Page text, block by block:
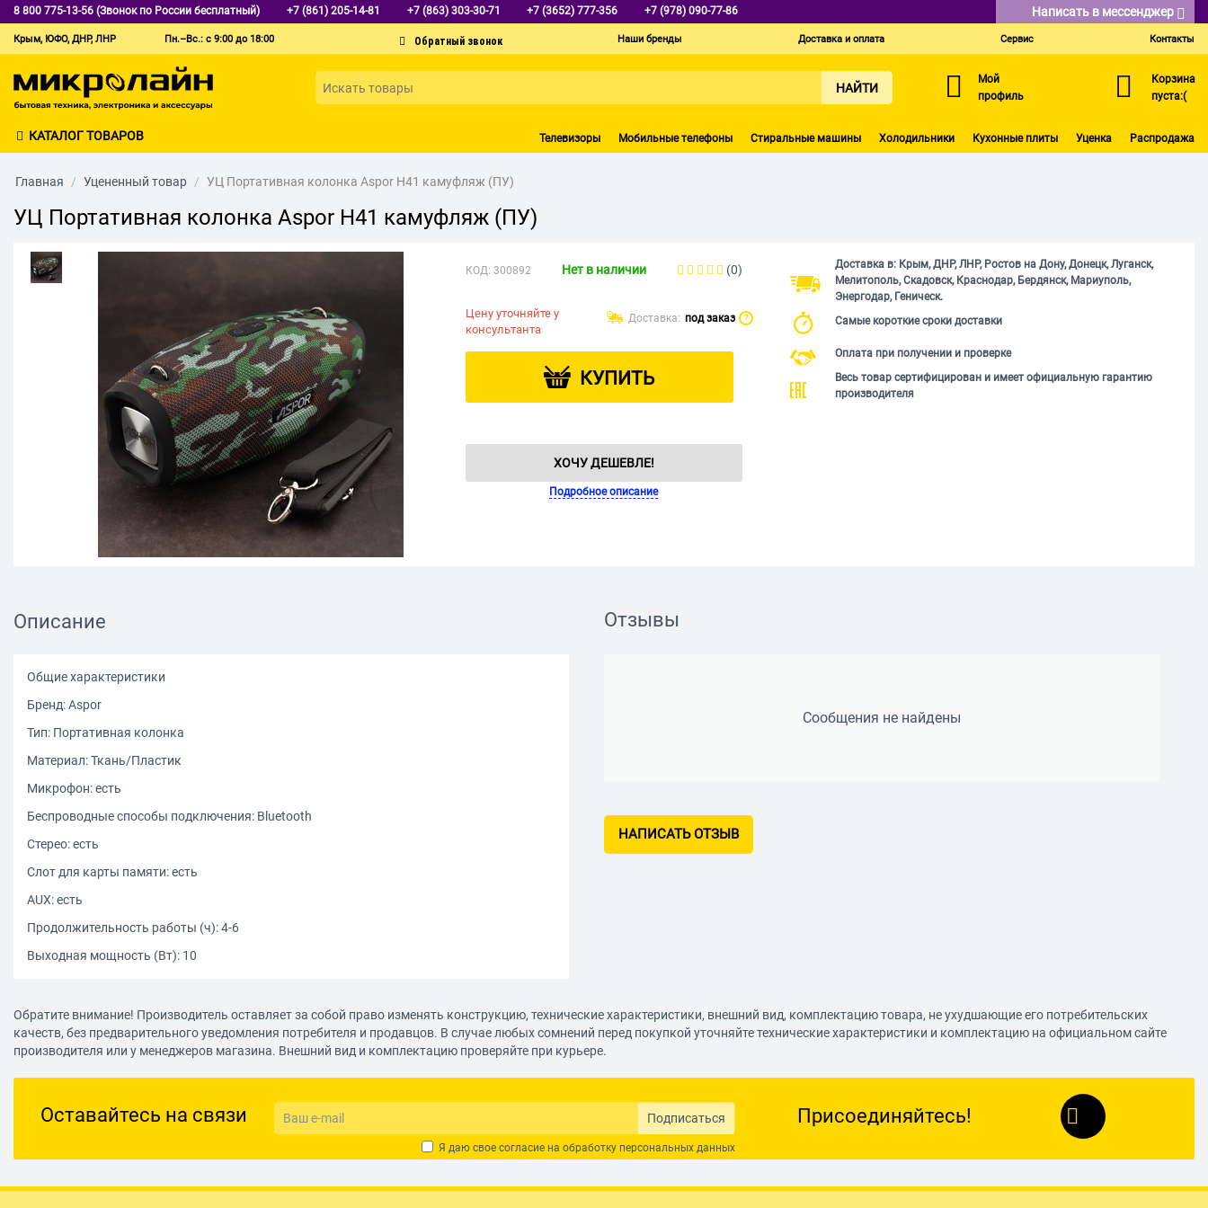
8 800 775-13-56 (Звонок по России бесплатный) +7 (861) 205-14-81 +7 (863) 303-30-71 +7 (3652) 777-356 +7 (978) 090-77-86 Написать в мессенджер
Крым, ЮФО, ДНР, ЛНР Пн.–Вс.: с 9:00 до 18:00 Наши бренды Доставка и оплата Сервис Контакты
НАЙТИ
Мой
профиль
Корзина
пуста:(
КАТАЛОГ ТОВАРОВ Телевизоры Мобильные телефоны Стиральные машины Холодильники Кухонные плиты Уценка Распродажа
Главная / Уцененный товар / УЦ Портативная колонка Aspor H41 камуфляж (ПУ)
УЦ Портативная колонка Aspor H41 камуфляж (ПУ)
КОД: 300892 Нет в наличии (0)
Цену уточняйте у
консультанта
Доставка: под заказ ?
КУПИТЬ
ХОЧУ ДЕШЕВЛЕ!
Подробное описание
Доставка в: Крым, ДНР, ЛНР, Ростов на Дону, Донецк, Луганск,
Мелитополь, Скадовск, Краснодар, Бердянск, Мариуполь,
Энергодар, Геническ.
Самые короткие сроки доставки
Оплата при получении и проверке
Весь товар сертифицирован и имеет официальную гарантию
производителя
Описание
Общие характеристики
Бренд: Aspor
Тип: Портативная колонка
Материал: Ткань/Пластик
Микрофон: есть
Беспроводные способы подключения: Bluetooth
Стерео: есть
Слот для карты памяти: есть
AUX: есть
Продолжительность работы (ч): 4-6
Выходная мощность (Вт): 10
Отзывы
Сообщения не найдены
НАПИСАТЬ ОТЗЫВ
Обратите внимание! Производитель оставляет за собой право изменять конструкцию, технические характеристики, внешний вид, комплектацию товара, не ухудшающие его потребительских
качеств, без предварительного уведомления потребителя и продавцов. В случае любых сомнений перед покупкой уточняйте технические характеристики и комплектацию на официальном сайте
производителя или у менеджеров магазина. Внешний вид и комплектацию проверяйте при курьере.
Оставайтесь на связи Подписаться
Я даю свое согласие на обработку персональных данных
Присоединяйтесь!